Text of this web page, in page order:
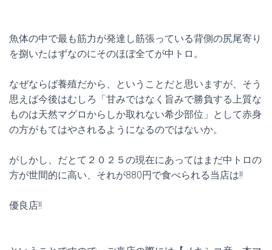
魚体の中で最も筋力が発達し筋張っている背側の尻尾寄り
を捌いたはずなのにそのほぼ全てが中トロ。
なぜならば養殖だから、ということだと思いますが、そう
思えば今後はむしろ「甘みではなく旨みで勝負する上質な
ものは天然マグロからしか取れない希少部位」として赤身
の方がもてはやされるようになるのではないか。
がしかし、だとて２０２５の現在にあってはまだ中トロの
方が世間的に高い、それが880円で食べられる当店は!!
優良店!!